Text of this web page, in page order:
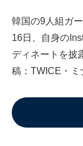
韓国の9人組ガ
16日、自身の
ディネートを披
稿：TWICE・ミ